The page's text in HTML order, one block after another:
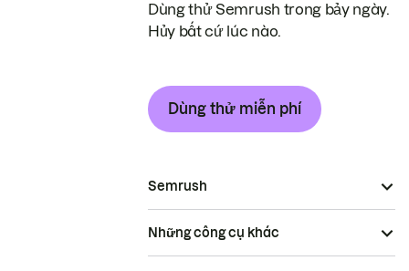
Dùng thử Semrush trong bảy ngày.
Hủy bất cứ lúc nào.
Dùng thử miễn phí
Semrush
Những công cụ khác